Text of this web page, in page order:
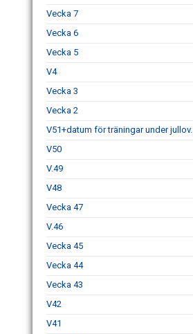
Vecka 7
Vecka 6
Vecka 5
V4
Vecka 3
Vecka 2
V51+datum för träningar under jullov.
V50
V.49
V48
Vecka 47
V.46
Vecka 45
Vecka 44
Vecka 43
V42
V41